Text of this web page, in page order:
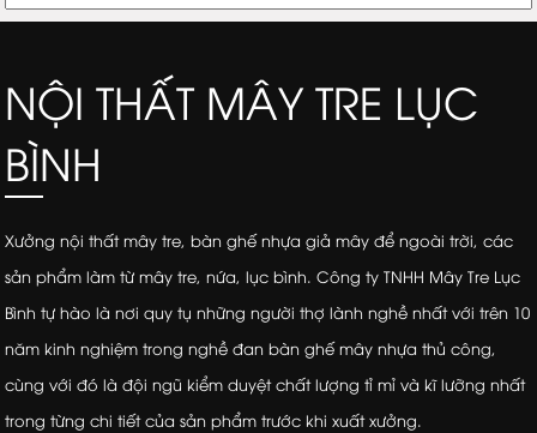
NỘI THẤT MÂY TRE LỤC
BÌNH
Xưởng nội thất mây tre, bàn ghế nhựa giả mây để ngoài trời, các
sản phẩm làm từ mây tre, nứa, lục bình. Công ty TNHH Mây Tre Lục
Bình tự hào là nơi quy tụ những người thợ lành nghề nhất với trên 10
năm kinh nghiệm trong nghề đan bàn ghế mây nhựa thủ công,
cùng với đó là đội ngũ kiểm duyệt chất lượng tỉ mỉ và kĩ lưỡng nhất
trong từng chi tiết của sản phẩm trước khi xuất xưởng.